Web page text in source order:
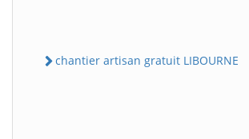
chantier artisan gratuit LIBOURNE